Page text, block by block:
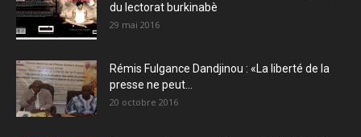
du lectorat burkinabè
29 mai 2016
Rémis Fulgance Dandjinou : «La liberté de la
presse ne peut...
20 octobre 2016